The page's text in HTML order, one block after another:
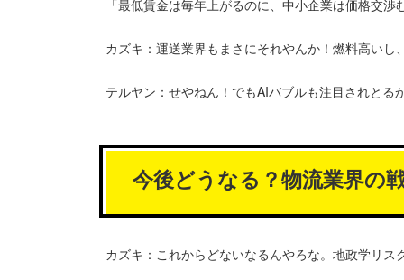
「最低賃金は毎年上がるのに、中小企業は価格交
カズキ：運送業界もまさにそれやんか！燃料高い
テルヤン：せやねん！でもAIバブルも注目されと
今後どうなる？物流業界の
カズキ：これからどないなるんやろな。地政学リス